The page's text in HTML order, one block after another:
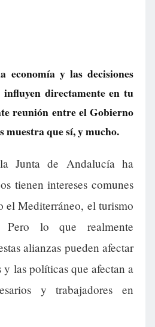
economía y las decisiones
directamente en tu
reunión entre el Gobierno
muestra que sí, y mucho.
Junta de Andalucía ha
tienen intereses comunes
el Mediterráneo, el turismo
lo que realmente
alianzas pueden afectar
y las políticas que afectan a
y trabajadores en